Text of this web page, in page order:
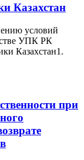
Казахстан
условий
УПК РК
Казахстан1.
при